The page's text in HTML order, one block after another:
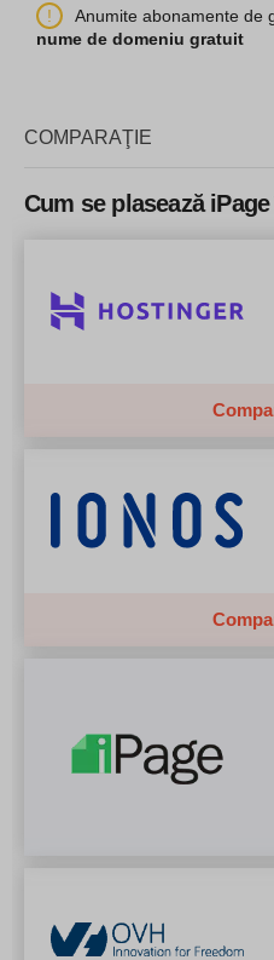
CPU
Numele planului
RAM
Preț
Anumite abonamente de
nume de domeniu gratuit
COMPARAŢIE
Cum se plasează